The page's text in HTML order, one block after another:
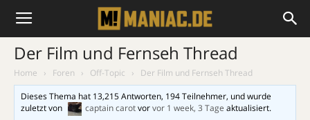
Der Film und Fernseh Thread
Home › Foren › Off-Topic ›
Der Film und Fernseh Thread
Dieses Thema hat 13,215 Antworten, 194 Teilnehmer, und wurde
zuletzt von
captain carotvorvor 1 week, 3 Tage aktualisiert.